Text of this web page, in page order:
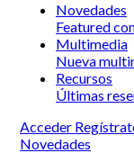
Novedades
Featured
Multimedia
Nueva
Recursos
Últimas
Acceder
Novedades